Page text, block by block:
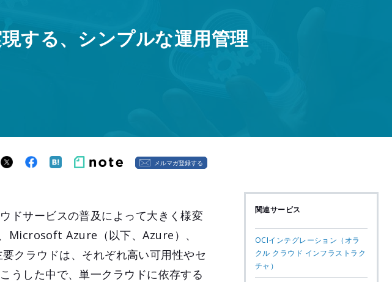
する、シンプルな運用管理
メルマガ登録する
ドサービスの普及によって大きく様変
Microsoft Azure（以下、Azure）、
ラウドは、それぞれ高い可用性やセ
うした中で、単一クラウドに依存する
関連サービス
OCIインテグレーション（オラ
クル クラウド インフラストラク
チャ）